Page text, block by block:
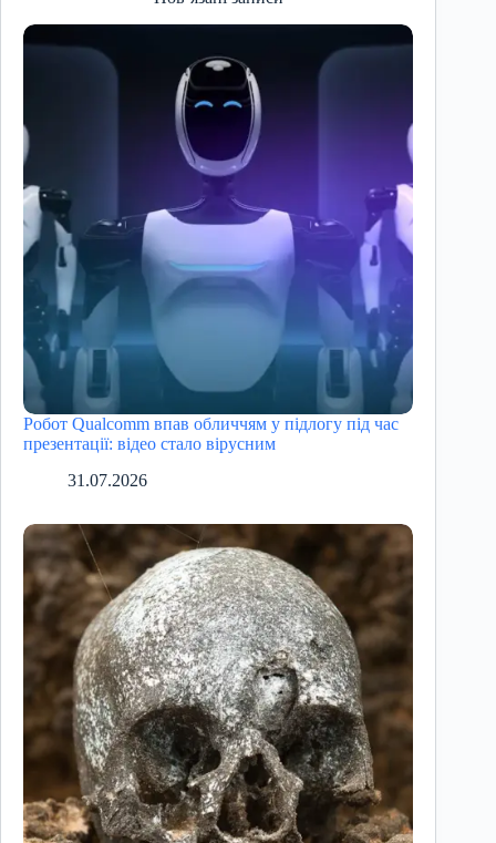
Робот Qualcomm впав обличчям у підлогу під час
презентації: відео стало вірусним
31.07.2026